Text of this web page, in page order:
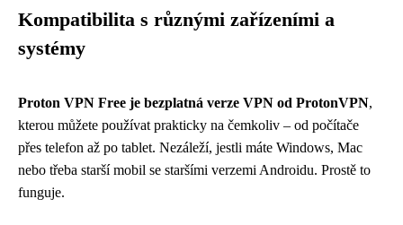
Kompatibilita s různými zařízeními a
systémy
Proton VPN Free je bezplatná verze VPN od ProtonVPN,
kterou můžete používat prakticky na čemkoliv – od počítače
přes telefon až po tablet. Nezáleží, jestli máte Windows, Mac
nebo třeba starší mobil se staršími verzemi Androidu. Prostě to
funguje.